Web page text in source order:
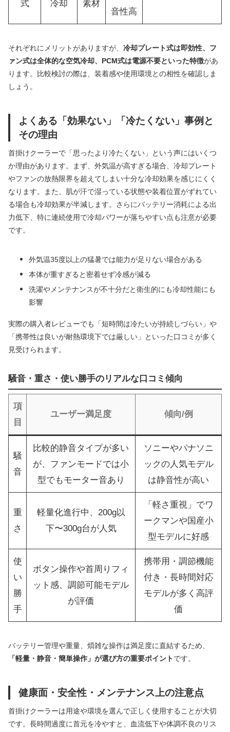
式 冷却 素材
音性高
それぞれにメリットがありますが、 冷却プレート式は即効性、フ
ァン式は全体的な空気冷却、PCM式は電源不要といった特徴があ
ります。比較検討の際は、装着感や使用環境との相性を確認しま
しょう。
よくある「効果ない」「冷たくない」事例と
その理由
首掛けクーラーで「思ったより冷たくない」という声にはいくつ
か理由があります。まず、外気温が高すぎる場合、冷却プレート
やファンの放熱限界を超えてしまい十分な冷却効果を感じにくく
なります。また、肌が汗で湿っている状態や装着位置がずれてい
る場合も冷却効果が半減します。さらにバッテリー消耗による出
力低下、特に連続使用で冷却パワーが落ちやすい点も注意が必要
です。
外気温35度以上の猛暑では能力が足りない場合がある
本体が重すぎると密着せず冷感が減る
洗濯やメンテナンスが不十分だと衛生的にも冷却性能にも
影響
実際の購入者レビューでも「短時間は冷たいが持続しづらい」や
「携帯性は良いが耐熱環境下では厳しい」といった口コミが多く
見受けられます。
騒音・重さ・使い勝手のリアルな口コミ傾向
項
目
ユーザー満足度 傾向/例
騒
音
比較的静音タイプが多い
が、ファンモードでは小
型でもモーター音あり
ソニーやパナソニ
ックの人気モデル
は静音性が高い
重
さ
軽量化進行中、200g以
下〜300g台が人気
「軽さ重視」でワ
ークマンや国産小
型モデルに好感
使
い
勝
手
ボタン操作や首周りフィ
ット感、調節可能モデル
が評価
携帯用・調節機能
付き・長時間対応
モデルが多く高評
価
バッテリー管理や重量、煩雑な操作は満足度に直結するため、
「軽量・静音・簡単操作」が選び方の重要ポイントです。
健康面・安全性・メンテナンス上の注意点
首掛けクーラーは用途や環境を選んで正しく使用することが大切
です。長時間過度に首元を冷やすと、血流低下や体調不良のリス